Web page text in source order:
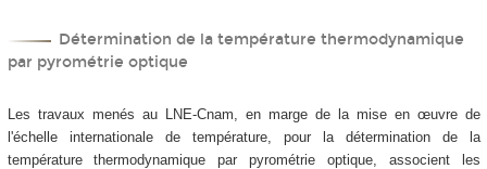
Détermination de la température thermodynamique
par pyrométrie optique
Les travaux menés au LNE-Cnam, en marge de la mise en œuvre de
l'échelle internationale de température, pour la détermination de la
température thermodynamique par pyrométrie optique, associent les